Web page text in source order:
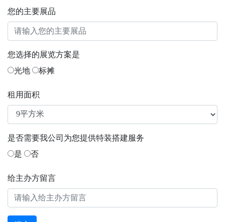
您的主要展品
您选择的展览方案是
光地
标摊
租用面积
是否需要我公司为您提供特装搭建服务
是
否
给主办方留言